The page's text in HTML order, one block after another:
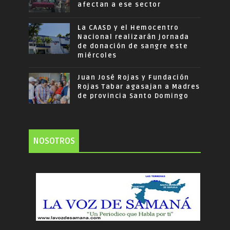
afectan a ese sector
La CAASD y el Hemocentro
Nacional realizarán jornada
de donación de sangre este
miércoles
Juan José Rojas y Fundación
Rojas Tabar agasajan a Madres
de provincia Santo Domingo
NOSOTROS